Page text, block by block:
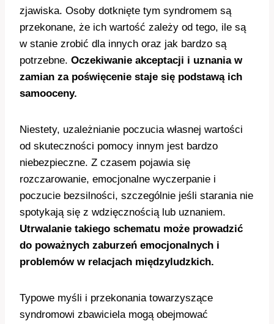
zjawiska. Osoby dotknięte tym syndromem są
przekonane, że ich wartość zależy od tego, ile są
w stanie zrobić dla innych oraz jak bardzo są
potrzebne. Oczekiwanie akceptacji i uznania w
zamian za poświęcenie staje się podstawą ich
samooceny.
Niestety, uzależnianie poczucia własnej wartości
od skuteczności pomocy innym jest bardzo
niebezpieczne. Z czasem pojawia się
rozczarowanie, emocjonalne wyczerpanie i
poczucie bezsilności, szczególnie jeśli starania nie
spotykają się z wdzięcznością lub uznaniem.
Utrwalanie takiego schematu może prowadzić
do poważnych zaburzeń emocjonalnych i
problemów w relacjach międzyludzkich.
Typowe myśli i przekonania towarzyszące
syndromowi zbawiciela mogą obejmować